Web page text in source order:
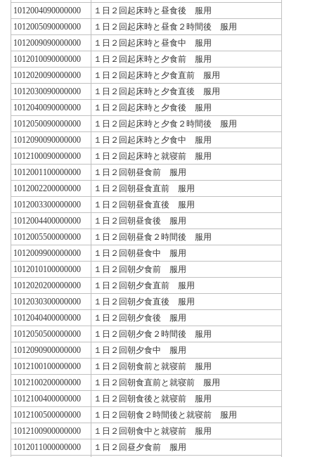
1012004090000000
１日２回起床時と昼食後 服用
1012005090000000
１日２回起床時と昼食２時間後 服用
1012009090000000
１日２回起床時と昼食中 服用
1012010090000000
１日２回起床時と夕食前 服用
1012020090000000
１日２回起床時と夕食直前 服用
1012030090000000
１日２回起床時と夕食直後 服用
1012040090000000
１日２回起床時と夕食後 服用
1012050090000000
１日２回起床時と夕食２時間後 服用
1012090090000000
１日２回起床時と夕食中 服用
1012100090000000
１日２回起床時と就寝前 服用
1012001100000000
１日２回朝昼食前 服用
1012002200000000
１日２回朝昼食直前 服用
1012003300000000
１日２回朝昼食直後 服用
1012004400000000
１日２回朝昼食後 服用
1012005500000000
１日２回朝昼食２時間後 服用
1012009900000000
１日２回朝昼食中 服用
1012010100000000
１日２回朝夕食前 服用
1012020200000000
１日２回朝夕食直前 服用
1012030300000000
１日２回朝夕食直後 服用
1012040400000000
１日２回朝夕食後 服用
1012050500000000
１日２回朝夕食２時間後 服用
1012090900000000
１日２回朝夕食中 服用
1012100100000000
１日２回朝食前と就寝前 服用
1012100200000000
１日２回朝食直前と就寝前 服用
1012100400000000
１日２回朝食後と就寝前 服用
1012100500000000
１日２回朝食２時間後と就寝前 服用
1012100900000000
１日２回朝食中と就寝前 服用
1012011000000000
１日２回昼夕食前 服用